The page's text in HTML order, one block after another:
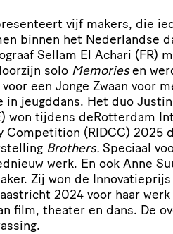
vijf makers, die
binnen het Nederlandse
Sellam El Achari (FR)
solo Memoriesen
een Jonge Zwaan voor
in jeugddans. Het duo
won tijdens deRotterdam
Competition (RIDCC) 2025
Brothers. Speciaal
werk. En ook Anne
Zij won de
2024 voor haar
film, theater en dans. De